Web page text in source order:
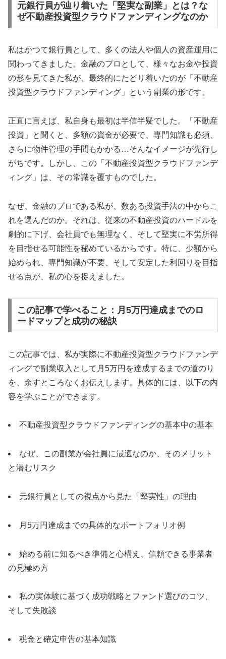
元銀行員が辿り着いた「堅実な副業」とは？な
ぜ不動産投資型クラウドファンディングなのか
私はかつて銀行員として、多くの法人や個人の資産運用に
関わってきました。金融のプロとして、様々なお金や投資
の形を見てきた私が、最終的にたどり着いたのが「不動産
投資型クラウドファンディング」という副業の形です。
正直に言えば、私自身も最初は半信半疑でした。「不動産
投資」と聞くと、多額の資金が必要で、専門知識も必須、
さらに物件管理の手間もかかる…そんなイメージが先行し
がちです。しかし、この「不動産投資型クラウドファンデ
ィング」は、その常識を覆すものでした。
なぜ、金融のプロである私が、数ある投資手法の中からこ
れを選んだのか。それは、従来の不動産投資のハードルを
劇的に下げ、会社員でも無理なく、そして堅実に不労所得
を目指せる可能性を秘めているからです。特に、少額から
始められ、専門知識が不要、そして安定した利回りを目指
せる点が、私の心を捉えました。
この記事で学べること：月5万円達成までのロ
ードマップと成功の秘訣
この記事では、私が実際に不動産投資型クラウドファンデ
ィングで副業収入として月5万円を達成するまでの道のり
を、余すところなくお伝えします。具体的には、以下の内
容を学ぶことができます。
不動産投資型クラウドファンディングの基本中の基本
なぜ、この副業が会社員に最適なのか、そのメリット
と潜むリスク
元銀行員としての視点から見た「堅実性」の理由
月5万円達成までの具体的なポートフォリオ例
始める前に知るべき準備と心構え、信頼できる事業者
の見極め方
私の実体験に基づく成功戦略とファンド選びのコツ、
そして失敗談
税金と確定申告の基本知識